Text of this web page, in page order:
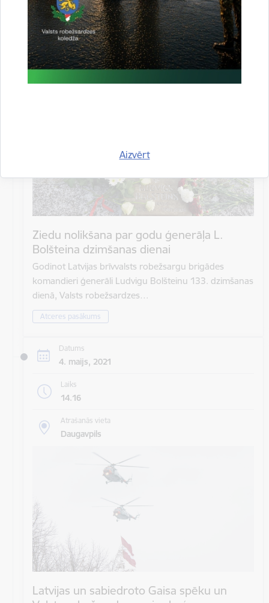
Aizvērt
5. februāris, 2021
Laiks
12.00–12.10
Atrašanās vieta
Ziedu nolikšana par godu ģenerāļa L.
Bolšteina dzimšanas dienai
Godinot Latvijas brīvvalsts robežsargu brigādes
komandieri ģenerāli Ludvigu Bolšteinu 133. dzimšanas
dienā, Valsts robežsardzes…
Atceres pasākums
Datums
4. maijs, 2021
Laiks
14.16
Atrašanās vieta
Daugavpils
Latvijas un sabiedroto Gaisa spēku un